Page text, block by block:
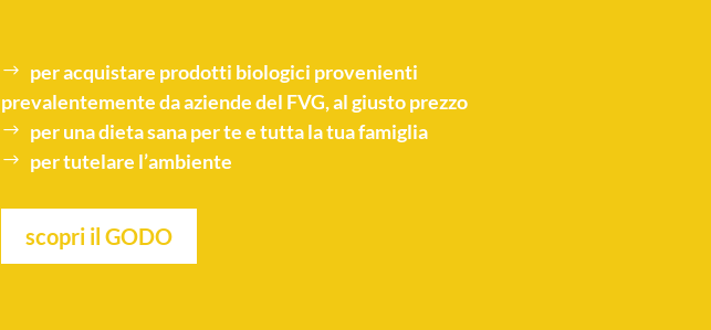
per acquistare prodotti biologici provenienti
prevalentemente da aziende del FVG, al giusto prezzo
per unadieta sanaper te e tutta la tua famiglia
per tutelare l’ambiente
scopri il GODO